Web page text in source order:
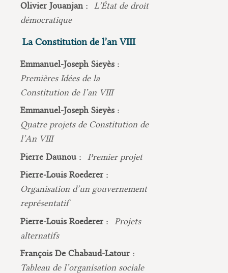
Olivier Jouanjan :
L’État de droit
démocratique
La Constitution de l’an VIII
Emmanuel-Joseph Sieyès :
Premières Idées de la
Constitution de l’an VIII
Emmanuel-Joseph Sieyès :
Quatre projets de Constitution de
l’An VIII
Pierre Daunou :
Premier projet
Pierre-Louis Roederer :
Organisation d’un gouvernement
représentatif
Pierre-Louis Roederer :
Projets
alternatifs
François De Chabaud-Latour :
Tableau de l’organisation sociale